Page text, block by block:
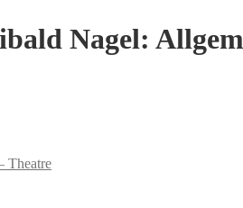
Nagel:
Theatre